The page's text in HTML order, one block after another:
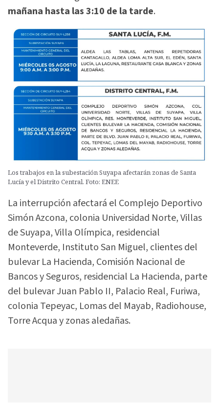
mañana hasta las 3:10 de la tarde.
Los trabajos en la subestación Suyapa afectarán zonas de Santa
Lucía y el Distrito Central. Foto: ENEE
La interrupción afectará el Complejo Deportivo
Simón Azcona, colonia Universidad Norte, Villas
de Suyapa, Villa Olímpica, residencial
Monteverde, Instituto San Miguel, clientes del
bulevar La Hacienda, Comisión Nacional de
Bancos y Seguros, residencial La Hacienda, parte
del bulevar Juan Pablo II, Palacio Real, Furiwa,
colonia Tepeyac, Lomas del Mayab, Radiohouse,
Torre Acqua y zonas aledañas.